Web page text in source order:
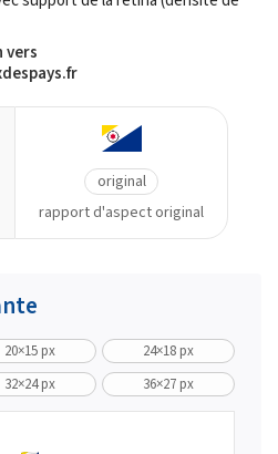
vers
original
rapport d'aspect original
20×15 px
24×18 px
32×24 px 36×27 px